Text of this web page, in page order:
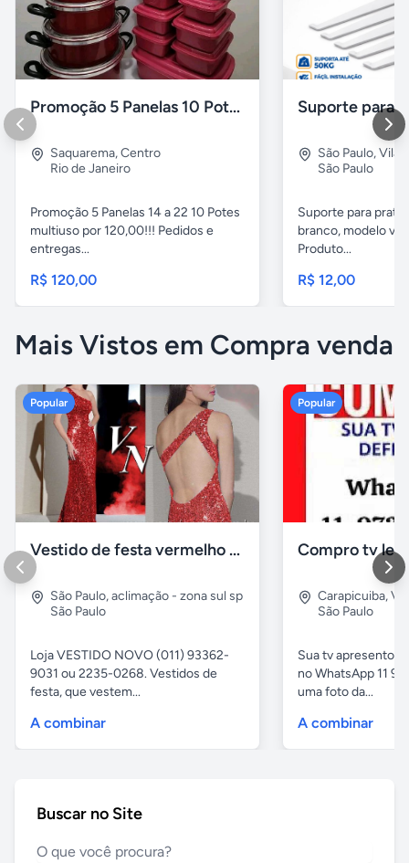
Promoção 5 Panelas 10 Potes Multiuso
Saquarema,Centro
Rio de Janeiro
Promoção 5 Panelas 14 a 22 10 Potes
multiuso por 120,00!!! Pedidos e
entregas...
R$ 120,00
São Paulo,Vila
São Paulo
Suporte para
branco, modelo
Produto...
R$ 12,00
Mais Vistos em Compra venda
Popular
Vestido de festa vermelho com brilho e pedraria
São Paulo,aclimação - zona sul sp
São Paulo
Loja VESTIDO NOVO (011) 93362-
9031 ou 2235-0268. Vestidos de
festa, que vestem...
A combinar
Popular
Compro tv
Carapicuiba,
São Paulo
Sua tv apresentou
no WhatsApp 11
uma foto da...
A combinar
Buscar no Site